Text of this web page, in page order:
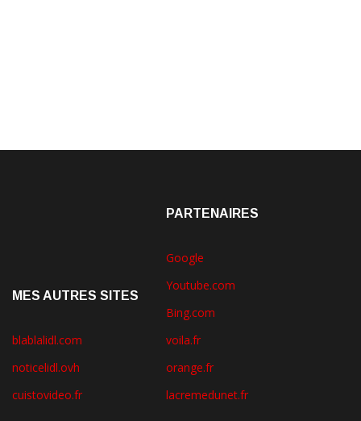
MES AUTRES SITES
blablalidl.com
noticelidl.ovh
cuistovideo.fr
PARTENAIRES
Google
Youtube.com
Bing.com
voila.fr
orange.fr
lacremedunet.fr